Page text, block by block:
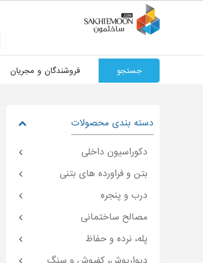
جستجو فروشندگان و مجریان
دسته بندی محصولات
دکوراسیون داخلی
بتن و فراورده های بتنی
درب و پنجره
مصالح ساختمانی
پله، نرده و حفاظ